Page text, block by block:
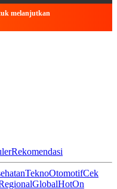
melanjutkan
Rekomendasi
TeknoOtomotifCek
GlobalHotOn